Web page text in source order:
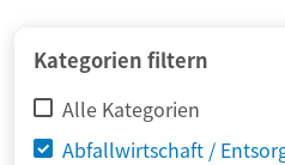
Kategorien filtern
Alle Kategorien
Abfallwirtschaft /